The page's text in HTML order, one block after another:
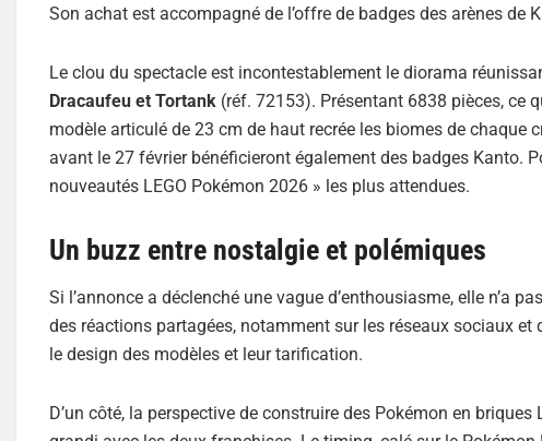
Son achat est accompagné de l’offre de badges des arènes de
Le clou du spectacle est incontestablement le diorama
Dracaufeu et Tortank (réf. 72153). Présentant 6838 pièces, ce
modèle articulé de 23 cm de haut recrée les biomes de chaque
avant le 27 février bénéficieront également des badges Kanto.
nouveautés LEGO Pokémon 2026 » les plus attendues.
Un buzz entre nostalgie et polémiques
Si l’annonce a déclenché une vague d’enthousiasme, elle n’a
des réactions partagées, notamment sur les réseaux sociaux
le design des modèles et leur tarification.
D’un côté, la perspective de construire des Pokémon en